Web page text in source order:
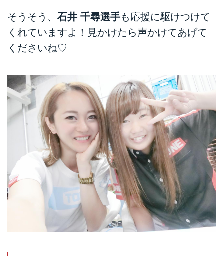
そうそう、 石井 千尋選手も応援に駆けつけて
くれていますよ！見かけたら声かけてあげて
くださいね♡